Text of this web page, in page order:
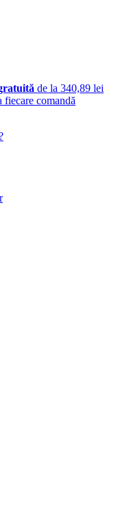
de la 340,89 lei
fiecare comandă